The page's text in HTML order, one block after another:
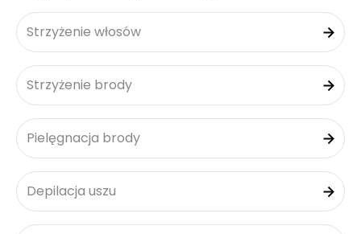
Strzyżenie włosów
Strzyżenie brody
Pielęgnacja brody
Depilacja uszu